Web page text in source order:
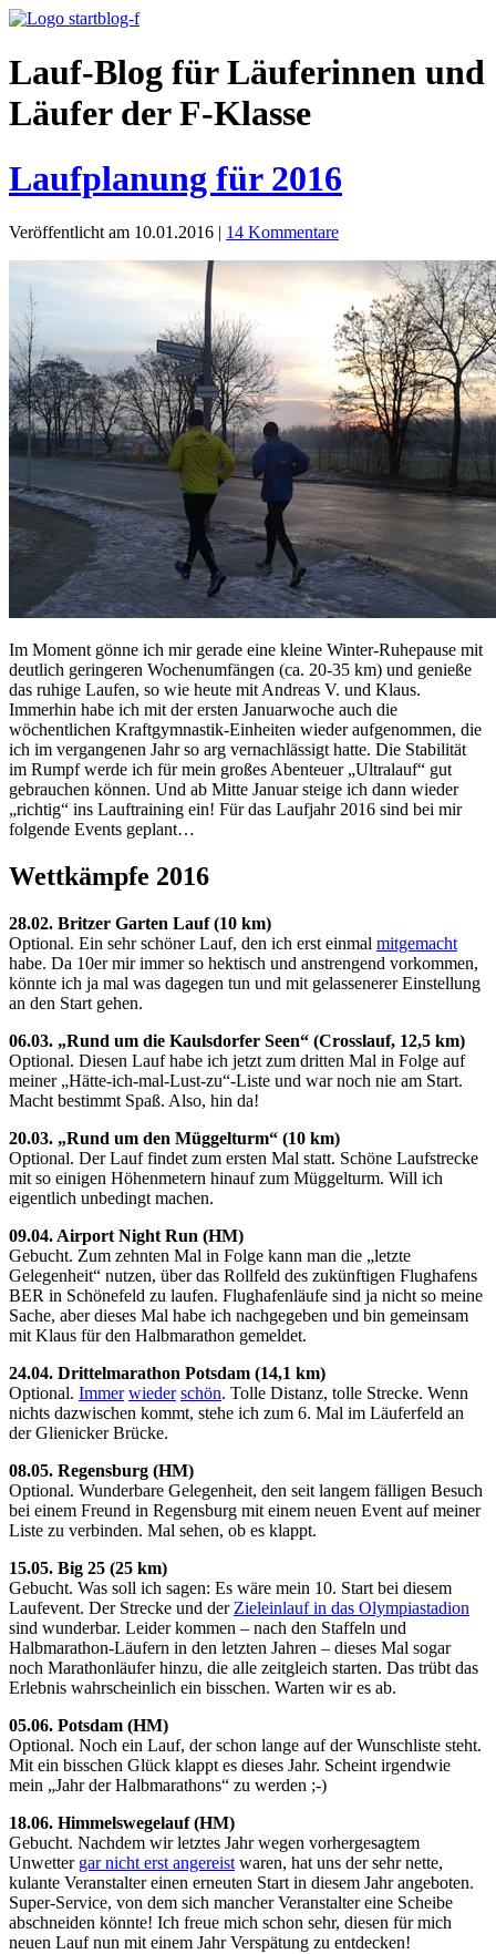
Lauf-Blog für Läuferinnen und
Läufer der F-Klasse
Laufplanung für 2016
Veröffentlicht am 10.01.2016 | 14 Kommentare
Im Moment gönne ich mir gerade eine kleine Winter-Ruhepause mit
deutlich geringeren Wochenumfängen (ca. 20-35 km) und genieße
das ruhige Laufen, so wie heute mit Andreas V. und Klaus.
Immerhin habe ich mit der ersten Januarwoche auch die
wöchentlichen Kraftgymnastik-Einheiten wieder aufgenommen, die
ich im vergangenen Jahr so arg vernachlässigt hatte. Die Stabilität
im Rumpf werde ich für mein großes Abenteuer „Ultralauf“ gut
gebrauchen können. Und ab Mitte Januar steige ich dann wieder
„richtig“ ins Lauftraining ein! Für das Laufjahr 2016 sind bei mir
folgende Events geplant…
Wettkämpfe 2016
28.02. Britzer Garten Lauf (10 km)
Optional. Ein sehr schöner Lauf, den ich erst einmal mitgemacht
habe. Da 10er mir immer so hektisch und anstrengend vorkommen,
könnte ich ja mal was dagegen tun und mit gelassenerer Einstellung
an den Start gehen.
06.03. „Rund um die Kaulsdorfer Seen“ (Crosslauf, 12,5 km)
Optional. Diesen Lauf habe ich jetzt zum dritten Mal in Folge auf
meiner „Hätte-ich-mal-Lust-zu“-Liste und war noch nie am Start.
Macht bestimmt Spaß. Also, hin da!
20.03. „Rund um den Müggelturm“ (10 km)
Optional. Der Lauf findet zum ersten Mal statt. Schöne Laufstrecke
mit so einigen Höhenmetern hinauf zum Müggelturm. Will ich
eigentlich unbedingt machen.
09.04. Airport Night Run (HM)
Gebucht. Zum zehnten Mal in Folge kann man die „letzte
Gelegenheit“ nutzen, über das Rollfeld des zukünftigen Flughafens
BER in Schönefeld zu laufen. Flughafenläufe sind ja nicht so meine
Sache, aber dieses Mal habe ich nachgegeben und bin gemeinsam
mit Klaus für den Halbmarathon gemeldet.
24.04. Drittelmarathon Potsdam (14,1 km)
Optional. Immer wieder schön. Tolle Distanz, tolle Strecke. Wenn
nichts dazwischen kommt, stehe ich zum 6. Mal im Läuferfeld an
der Glienicker Brücke.
08.05. Regensburg (HM)
Optional. Wunderbare Gelegenheit, den seit langem fälligen Besuch
bei einem Freund in Regensburg mit einem neuen Event auf meiner
Liste zu verbinden. Mal sehen, ob es klappt.
15.05. Big 25 (25 km)
Gebucht. Was soll ich sagen: Es wäre mein 10. Start bei diesem
Laufevent. Der Strecke und der Zieleinlauf in das Olympiastadion
sind wunderbar. Leider kommen – nach den Staffeln und
Halbmarathon-Läufern in den letzten Jahren – dieses Mal sogar
noch Marathonläufer hinzu, die alle zeitgleich starten. Das trübt das
Erlebnis wahrscheinlich ein bisschen. Warten wir es ab.
05.06. Potsdam (HM)
Optional. Noch ein Lauf, der schon lange auf der Wunschliste steht.
Mit ein bisschen Glück klappt es dieses Jahr. Scheint irgendwie
mein „Jahr der Halbmarathons“ zu werden ;-)
18.06. Himmelswegelauf (HM)
Gebucht. Nachdem wir letztes Jahr wegen vorhergesagtem
Unwetter gar nicht erst angereist waren, hat uns der sehr nette,
kulante Veranstalter einen erneuten Start in diesem Jahr angeboten.
Super-Service, von dem sich mancher Veranstalter eine Scheibe
abschneiden könnte! Ich freue mich schon sehr, diesen für mich
neuen Lauf nun mit einem Jahr Verspätung zu entdecken!